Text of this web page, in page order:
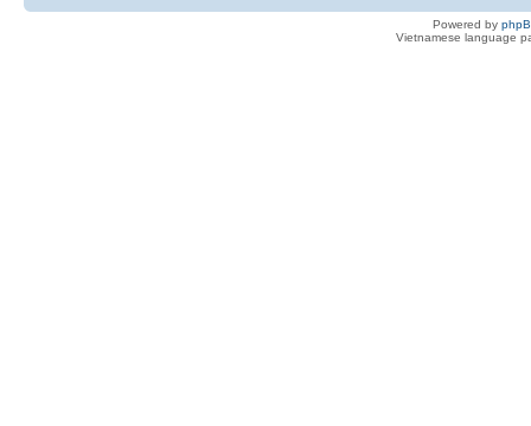
Powered by
Vietnamese language